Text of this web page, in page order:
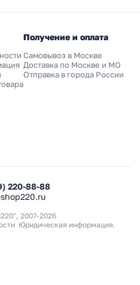
Получение и оплата
Самовывоз в Москве
Доставка по Москве и МО
Отправка в города России
220-88-88
2007-2026
Юридическая информация.